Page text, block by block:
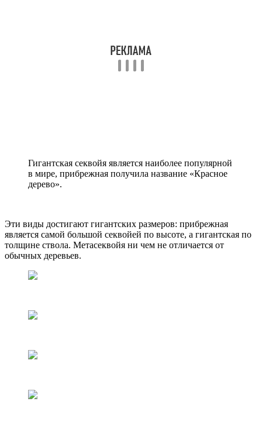
Гигантская секвойя является наиболее популярной
в мире, прибрежная получила название «Красное
дерево».
Эти виды достигают гигантских размеров: прибрежная
является самой большой секвойей по высоте, а гигантская по
толщине ствола. Метасеквойя ни чем не отличается от
обычных деревьев.